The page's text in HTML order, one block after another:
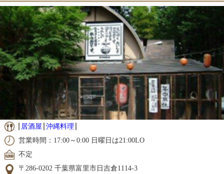
居酒屋 沖縄料理
営業時間：17:00～0:00 日曜日は21:00LO
不定
〒286-0202 千葉県富里市日吉倉1114-3